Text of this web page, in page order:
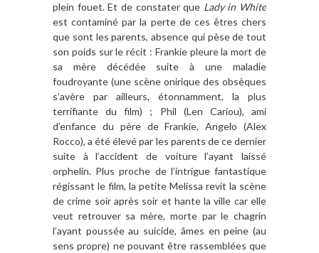
plein fouet. Et de constater que Lady in White
est contaminé par la perte de ces êtres chers
que sont les parents, absence qui pèse de tout
son poids sur le récit : Frankie pleure la mort de
sa mère décédée suite à une maladie
foudroyante (une scène onirique des obsèques
s’avère par ailleurs, étonnamment, la plus
terrifiante du film) ; Phil (Len Cariou), ami
d’enfance du père de Frankie, Angelo (Alex
Rocco), a été élevé par les parents de ce dernier
suite à l’accident de voiture l’ayant laissé
orphelin. Plus proche de l’intrigue fantastique
régissant le film, la petite Melissa revit la scène
de crime soir après soir et hante la ville car elle
veut retrouver sa mère, morte par le chagrin
l’ayant poussée au suicide, âmes en peine (au
sens propre) ne pouvant être rassemblées que